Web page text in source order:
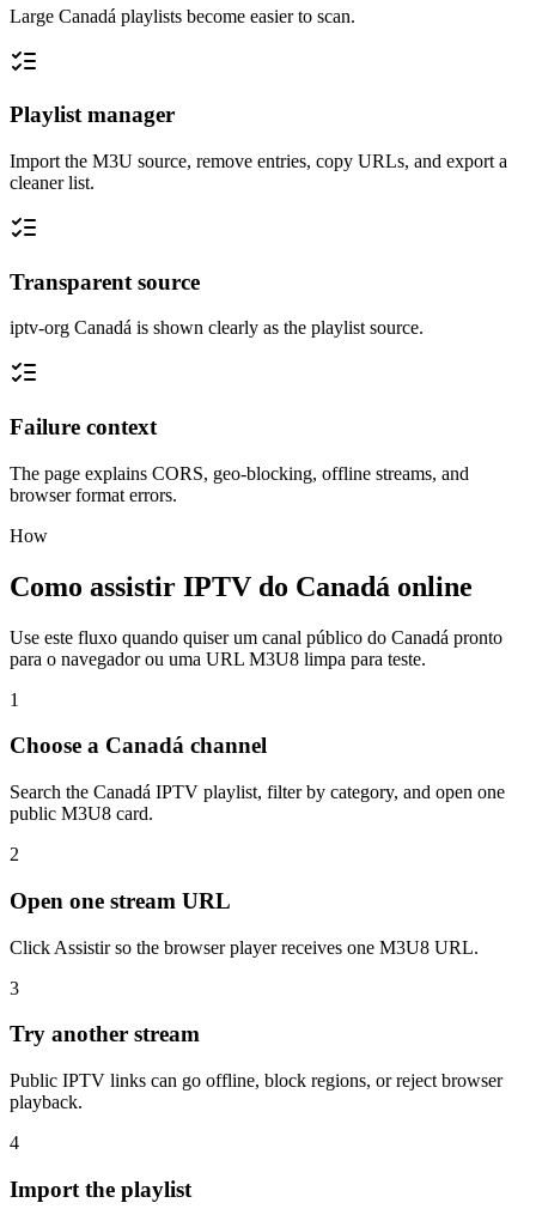
Large Canadá playlists become easier to scan.
Playlist manager
Import the M3U source, remove entries, copy URLs, and export a
cleaner list.
Transparent source
iptv-org Canadá is shown clearly as the playlist source.
Failure context
The page explains CORS, geo-blocking, offline streams, and
browser format errors.
How
Como assistir IPTV do Canadá online
Use este fluxo quando quiser um canal público do Canadá pronto
para o navegador ou uma URL M3U8 limpa para teste.
1
Choose a Canadá channel
Search the Canadá IPTV playlist, filter by category, and open one
public M3U8 card.
2
Open one stream URL
Click Assistir so the browser player receives one M3U8 URL.
3
Try another stream
Public IPTV links can go offline, block regions, or reject browser
playback.
4
Import the playlist